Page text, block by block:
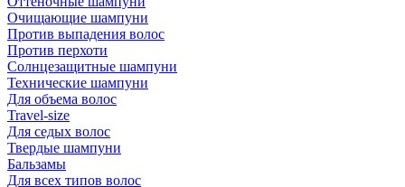
Очищающие шампуни
Против выпадения волос
Против перхоти
Солнцезащитные шампуни
Технические шампуни
Для объема волос
Travel-size
Для седых волос
Твердые шампуни
Бальзамы
Для всех типов волос